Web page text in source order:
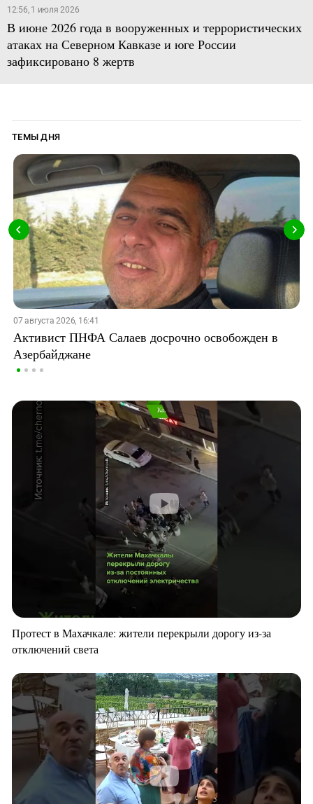
12:56, 1 июля 2026
В июне 2026 года в вооруженных и террористических
атаках на Северном Кавказе и юге России
зафиксировано 8 жертв
ТЕМЫ ДНЯ
07 августа 2026, 16:41
Активист ПНФА Салаев досрочно освобожден в
Азербайджане
Протест в Махачкале: жители перекрыли дорогу из-за
отключений света